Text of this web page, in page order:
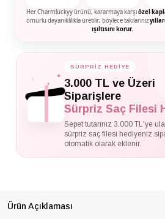
Her Charmluckyy ürünü, kararmaya karşıözel
ömürlü dayanıklılıkla üretilir; böylece takılarınız
ışıltısını korur.
✦ ✦
✦
SÜRPRİZ HEDİYE
3.000 TL ve Üzeri
Siparişlere
Sürpriz Saç Filesi
Sepet tutarınız 3.000 TL'ye
sürpriz saç filesi hediyeniz
otomatik olarak eklenir.
Ürün Açıklaması